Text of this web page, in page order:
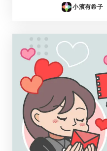
小濱有希子